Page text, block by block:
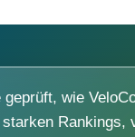
geprüft, wie
starken Rankings,